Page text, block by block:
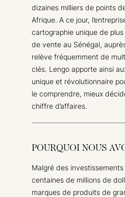
dizaines milliers de points
Afrique. A ce jour,
cartographie unique de
de vente au Sénégal,
relève fréquemment de
clés. Lengo apporte ainsi
unique et révolutionnaire
le comprendre, mieux
chiffre d’affaires.
POURQUOI NOUS
Malgré des
centaines de millions de
marques de produits de